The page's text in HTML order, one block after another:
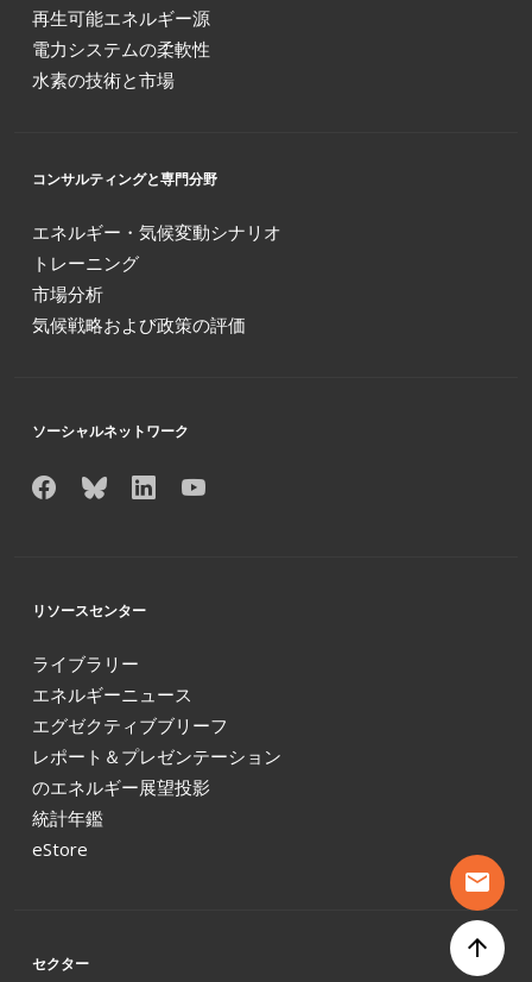
mail
arrow_upward
再生可能エネルギー源
電力システムの柔軟性
水素の技術と市場
コンサルティングと専門分野
エネルギー・気候変動シナリオ
トレーニング
市場分析
気候戦略および政策の評価
ソーシャルネットワーク
リソースセンター
ライブラリー
エネルギーニュース
エグゼクティブブリーフ
レポート＆プレゼンテーション
のエネルギー展望投影
統計年鑑
eStore
セクター